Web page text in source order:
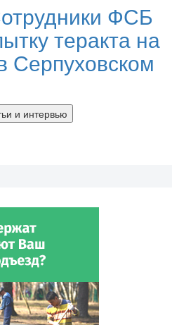
ФСБ
теракта на
Серпуховском
и интервью